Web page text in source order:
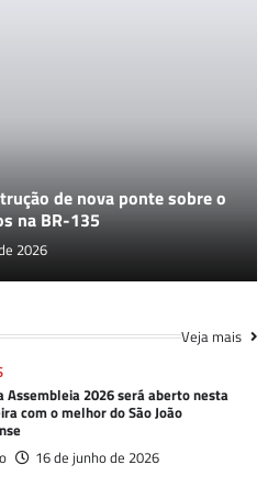
de nova ponte sobre o
na BR-135
2026
Veja mais
Assembleia 2026 será aberto nesta
com o melhor do São João
16 de junho de 2026